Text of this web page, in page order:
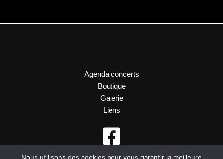
Agenda concerts
Boutique
Galerie
Liens
Nous utilisons des cookies pour vous garantir la meilleure